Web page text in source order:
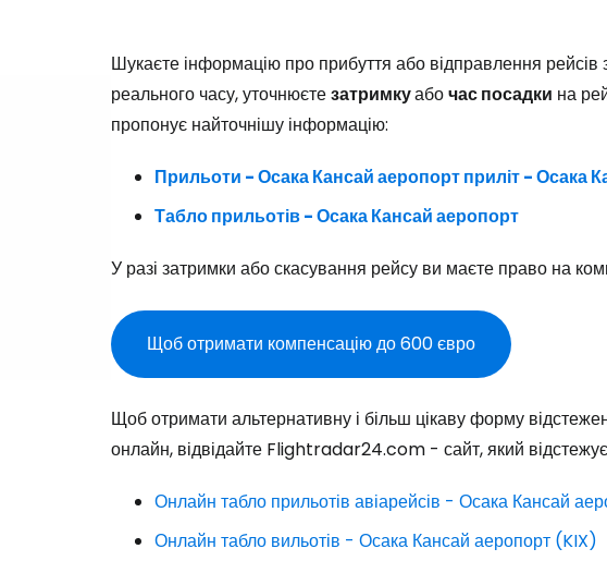
Шукаєте інформацію про прибуття або відправлення
реального часу, уточнюєтезатримкуабочас посадки на
пропонує найточнішу інформацію:
Прильоти - Осака Кансай аеропорт приліт - Осака
Табло прильотів - Осака Кансай аеропорт
У разі затримки або скасування рейсу ви маєте право на
Щоб отримати компенсацію до 600 євро
Щоб отримати альтернативну і більш цікаву форму
онлайн, відвідайте Flightradar24.com - сайт, який
Онлайн табло прильотів авіарейсів - Осака Кансай
Онлайн табло вильотів - Осака Кансай аеропорт (KIX)
Увійдіть до
... світова туристична спільнота